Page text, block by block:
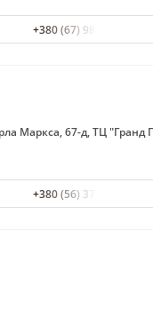
+380 (67) 987-11-14
Маркса, 67-д, ТЦ "Гранд
+380 (56) 371-28-96